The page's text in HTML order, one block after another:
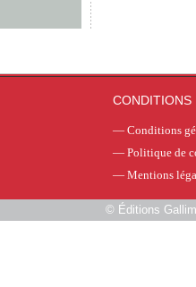
CONDITIONS
— Conditions
— Politique de
— Mentions
© Éditions